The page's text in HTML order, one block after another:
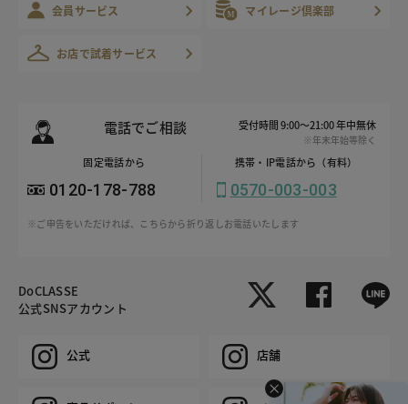
会員サービス マイレージ倶楽部
お店で試着サービス
電話でご相談 受付時間 9:00～21:00 年中無休
※年末年始等除く
固定電話から
0120-178-788
携帯・IP電話から（有料）
0570-003-003
※ご申告をいただければ、こちらから折り返しお電話いたします
DoCLASSE
公式SNSアカウント
公式 店舗